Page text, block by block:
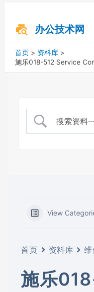
办公技术网
首页
资料库
施乐018-512 Service
View
首页 资料库
施乐